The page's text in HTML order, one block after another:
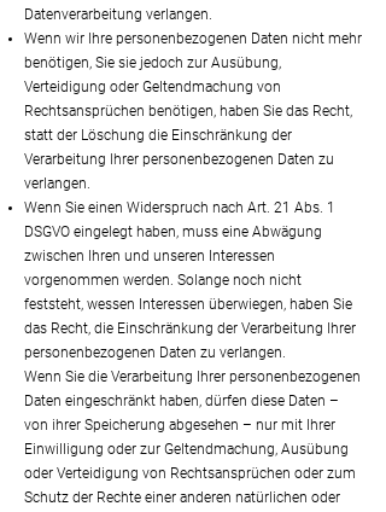
Datenverarbeitung verlangen.
Wenn wir Ihre personenbezogenen Daten nicht mehr
benötigen, Sie sie jedoch zur Ausübung,
Verteidigung oder Geltendmachung von
Rechtsansprüchen benötigen, haben Sie das Recht,
statt der Löschung die Einschränkung der
Verarbeitung Ihrer personenbezogenen Daten zu
verlangen.
Wenn Sie einen Widerspruch nach Art. 21 Abs. 1
DSGVO eingelegt haben, muss eine Abwägung
zwischen Ihren und unseren Interessen
vorgenommen werden. Solange noch nicht
feststeht, wessen Interessen überwiegen, haben Sie
das Recht, die Einschränkung der Verarbeitung Ihrer
personenbezogenen Daten zu verlangen.
Wenn Sie die Verarbeitung Ihrer personenbezogenen
Daten eingeschränkt haben, dürfen diese Daten –
von ihrer Speicherung abgesehen – nur mit Ihrer
Einwilligung oder zur Geltendmachung, Ausübung
oder Verteidigung von Rechtsansprüchen oder zum
Schutz der Rechte einer anderen natürlichen oder